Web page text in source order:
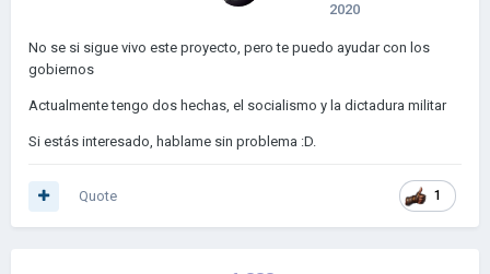
2020
No se si sigue vivo este proyecto, pero te puedo ayudar con los
gobiernos
Actualmente tengo dos hechas, el socialismo y la dictadura militar
Si estás interesado, hablame sin problema :D.
1
Quote